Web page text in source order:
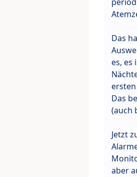
Das
es, es
Das
(auch
Jetzt
aber